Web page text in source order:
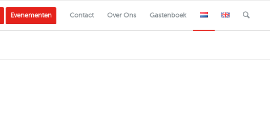
Evenementen Contact Over Ons Gastenboek